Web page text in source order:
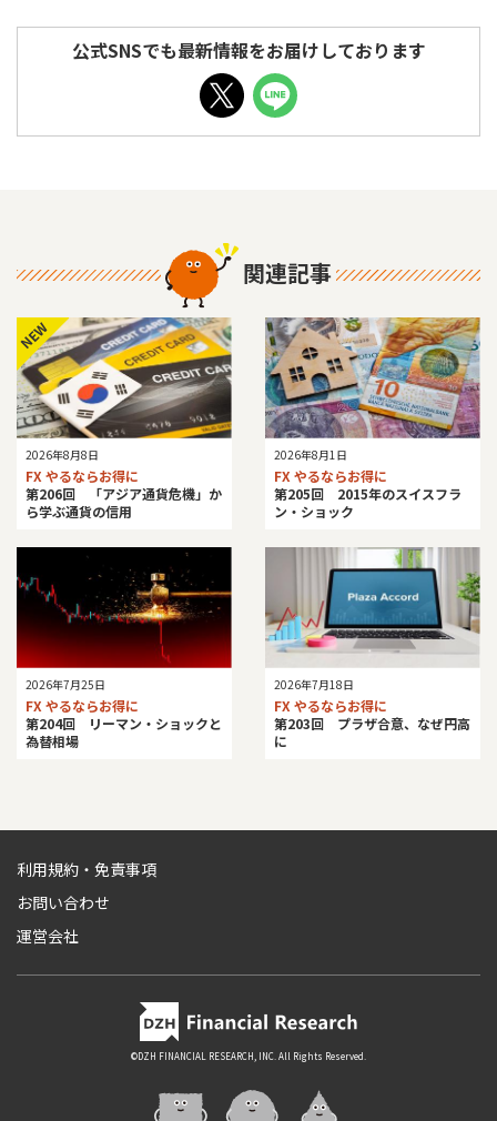
公式SNSでも最新情報をお届けしております
関連記事
NEW
2026年8月8日
FX やるならお得に
第206回 「アジア通貨危機」か
ら学ぶ通貨の信用
2026年8月1日
FX やるならお得に
第205回 2015年のスイスフラ
ン・ショック
2026年7月25日
FX やるならお得に
第204回 リーマン・ショックと
為替相場
2026年7月18日
FX やるならお得に
第203回 プラザ合意、なぜ円高
に
利用規約・免責事項
お問い合わせ
運営会社
©DZH FINANCIAL RESEARCH, INC. All Rights Reserved.